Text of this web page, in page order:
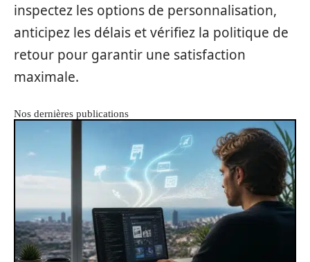
inspectez les options de personnalisation,
anticipez les délais et vérifiez la politique de
retour pour garantir une satisfaction
maximale.
Nos dernières publications